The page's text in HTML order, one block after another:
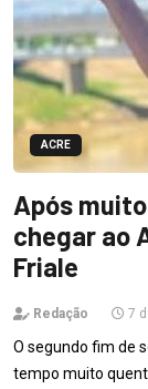
ACRE
Após
chegar ao
Friale
Redação 7
O segundo fim de
tempo muito